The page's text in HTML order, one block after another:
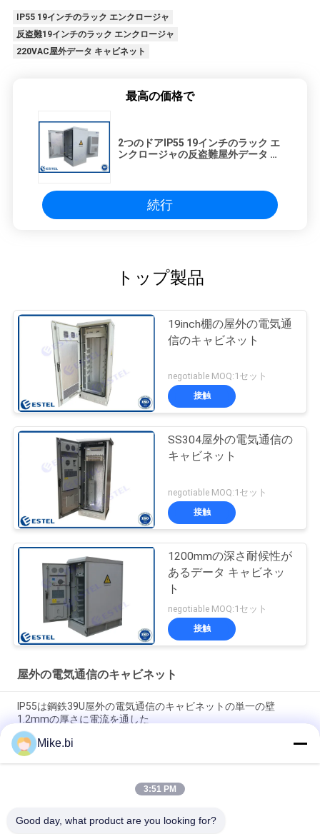
IP55 19インチのラック エンクロージャ
反盗難19インチのラック エンクロージャ
220VAC屋外データ キャビネット
最高の価格で
2つのドアIP55 19インチのラック エ
ンクロージャの反盗難屋外データ キ
続行
トップ製品
19inch棚の屋外の電気通
信のキャビネット
negotiable MOQ:1セット
接触
SS304屋外の電気通信の
キャビネット
negotiable MOQ:1セット
接触
1200mmの深さ耐候性が
あるデータ キャビネッ
ト
negotiable MOQ:1セット
接触
屋外の電気通信のキャビネット
IP55は鋼鉄39U屋外の電気通信のキャビネットの単一の壁
1.2mmの厚さに電流を通した
2100mmの高さ40Uの屋外の電気通信のキャビネットIP55の反
腐食
IP55屋外の電気通信のエンクロージャ19インチの棚40Uの耐候
Mike.bi
3:51 PM
Good day, what product are you looking for?